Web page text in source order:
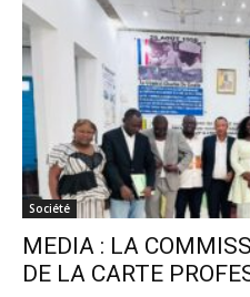
Société
MEDIA : LA
DE LA CARTE